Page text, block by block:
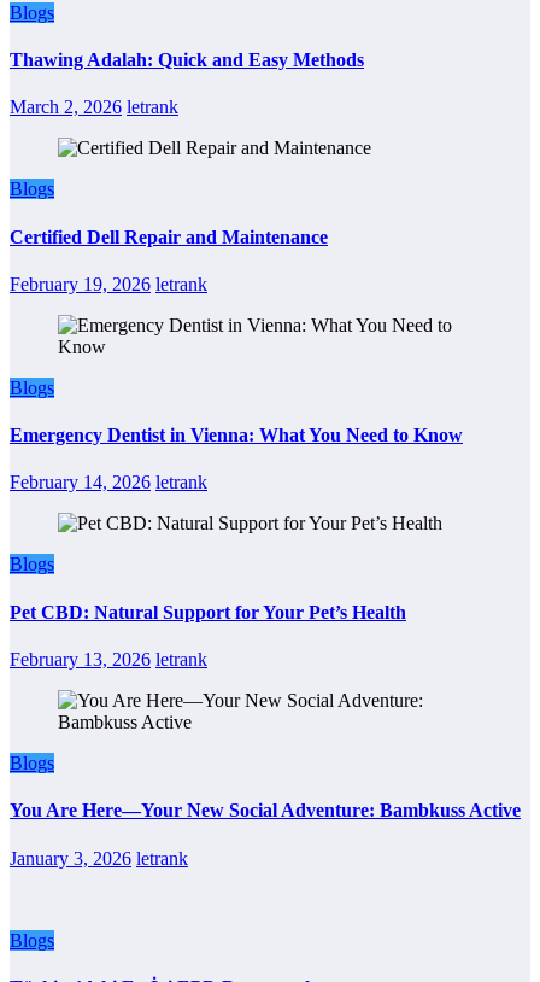
Blogs
Thawing Adalah: Quick and Easy Methods
March 2, 2026 letrank
Blogs
Certified Dell Repair and Maintenance
February 19, 2026 letrank
Blogs
Emergency Dentist in Vienna: What You Need to Know
February 14, 2026 letrank
Blogs
Pet CBD: Natural Support for Your Pet’s Health
February 13, 2026 letrank
Blogs
You Are Here—Your New Social Adventure: Bambkuss Active
January 3, 2026 letrank
Blogs